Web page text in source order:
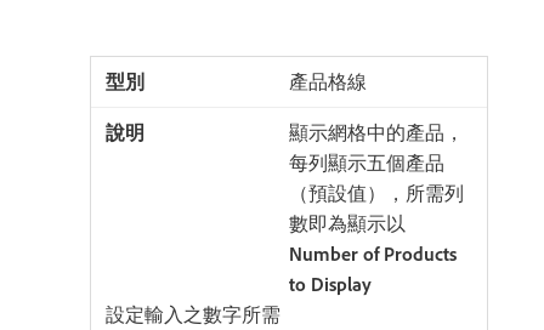
產品格線
顯示網格中的產品，
每列顯示五個產品
（預設值），所需列
數即為顯示以​
Number of Products
to Display
​設定輸入之數字所需